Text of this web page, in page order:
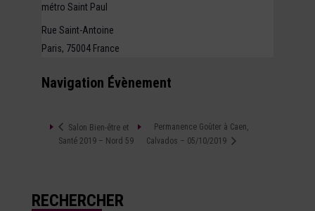
métro Saint Paul
Rue Saint-Antoine
Paris, 75004 France
Navigation Évènement
Salon Bien-être et
Santé 2019 – Nord 59
Permanence Goûter à Caen,
Calvados – 05/10/2019
RECHERCHER